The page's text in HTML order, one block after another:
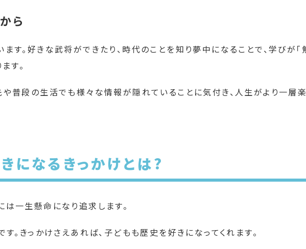
ら
す。好きな武将ができたり、時代のことを知り夢中になることで、学びが「
す。
普段の生活でも様々な情報が隠れていることに気付き、人生がより一層
になるきっかけとは?
一生懸命になり追求します。
す。きっかけさえあれば、子どもも歴史を好きになってくれます。